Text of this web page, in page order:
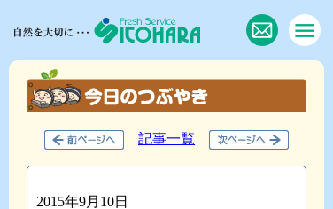
記事一覧
2015年9月10日